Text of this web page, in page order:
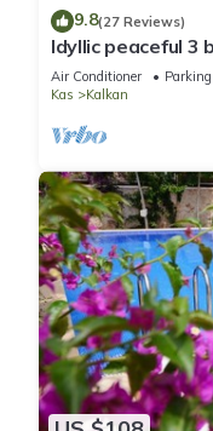
9.8(27 Reviews)
Idyllic peaceful 3
mature gardens,
Air Conditioner Parking
Kas
Kalkan